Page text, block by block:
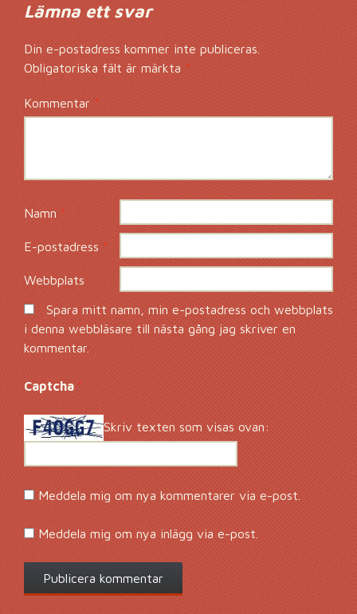
Lämna ett svar
Din e-postadress kommer inte publiceras.
Obligatoriska fält är märkta *
Kommentar*
Namn*
E-postadress*
Webbplats
Spara mitt namn, min e-postadress och webbplats
i denna webbläsare till nästa gång jag skriver en
kommentar.
Captcha *
Skriv texten som visas ovan:
Meddela mig om nya kommentarer via e-post.
Meddela mig om nya inlägg via e-post.